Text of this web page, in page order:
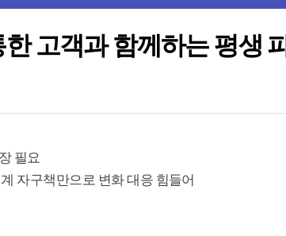
고객과 함께하는 평생
필요
자구책만으로 변화 대응 힘들어